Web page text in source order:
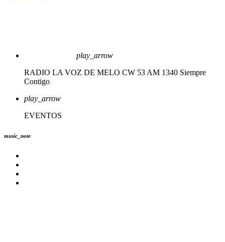
play_arrow
RADIO LA VOZ DE MELO CW 53 AM 1340 Siempre
Contigo
play_arrow
EVENTOS
music_note